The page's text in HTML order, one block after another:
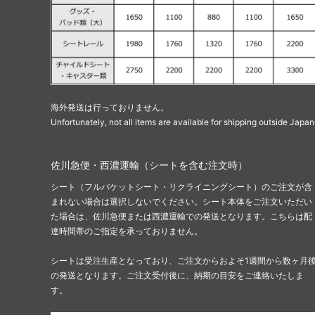
海外発送は行っておりません。
Unfortunately, not all items are available for shipping outside
佐川急便・西濃運輸（シートを含む注文時）
シート（フルバケットシート・リクライニングシート）のご注文が含
まれない場合は選択しないでください。シート本体をご注文いただい
た場合は、佐川急便または西濃運輸での発送となります。こちらは配
達時間帯のご指定を承っておりません。
シートは受注生産となっており、ご注文からおよそ1週間から数ヶ月
の発送となります。ご注文受付後に、納期の目安をご連絡いたしま
す。